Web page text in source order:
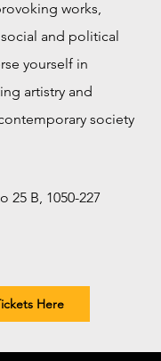
works,
and political
yourself in
artistry and
society
25 B, 1050-227
Here